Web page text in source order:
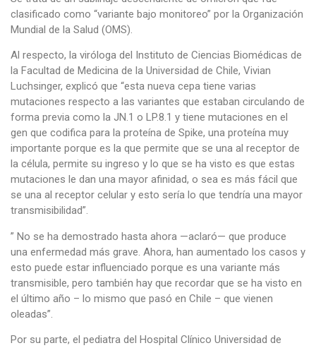
clasificado como “variante bajo monitoreo” por la Organización
Mundial de la Salud (OMS).
Al respecto, la viróloga del Instituto de Ciencias Biomédicas de
la Facultad de Medicina de la Universidad de Chile, Vivian
Luchsinger, explicó que “esta nueva cepa tiene varias
mutaciones respecto a las variantes que estaban circulando de
forma previa como la JN.1 o LP.8.1 y tiene mutaciones en el
gen que codifica para la proteína de Spike, una proteína muy
importante porque es la que permite que se una al receptor de
la célula, permite su ingreso y lo que se ha visto es que estas
mutaciones le dan una mayor afinidad, o sea es más fácil que
se una al receptor celular y esto sería lo que tendría una mayor
transmisibilidad”.
” No se ha demostrado hasta ahora —aclaró— que produce
una enfermedad más grave. Ahora, han aumentado los casos y
esto puede estar influenciado porque es una variante más
transmisible, pero también hay que recordar que se ha visto en
el último año – lo mismo que pasó en Chile – que vienen
oleadas”.
Por su parte, el pediatra del Hospital Clínico Universidad de